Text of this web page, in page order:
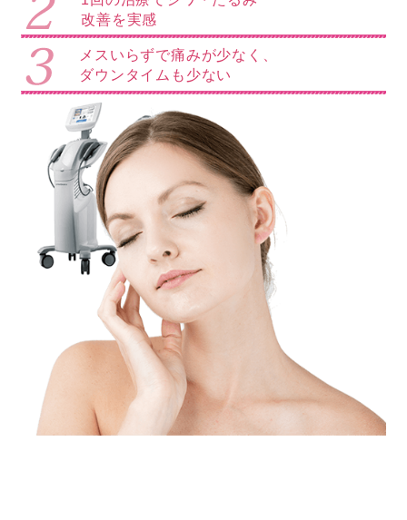
改善を実感
メスいらずで痛みが少なく、
ダウンタイムも少ない